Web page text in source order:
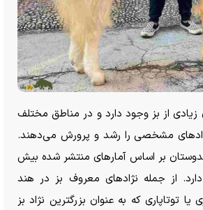
زیادی از بز وجود دارد و در مناطق مختلف
مشخصی را رشد و پرورش می‌دهند.
بر اساس آمار‌های منتشر شده بیش
دارد. از جمله نژاد‌های معروف بز در هند
یا توتاپاری که به عنوان بزرگترین نژاد بز